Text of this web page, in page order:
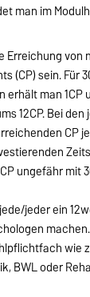
man im
Erreichung
(CP) sein. Für
man 1CP
12CP. Bei
CP
ungefähr mit
jeder ein
wie
BWL oder